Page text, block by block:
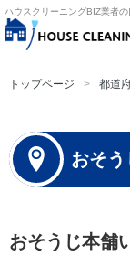
ハウスクリーニングBIZ業者の
トップページ 都道
おそ
おそうじ本舗